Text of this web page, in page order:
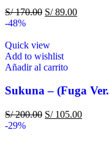
S/170.00 S/89.00
-48%
Quick view
Add to wishlist
Añadir al carrito
Sukuna – (Fuga
S/200.00 S/105.00
-29%